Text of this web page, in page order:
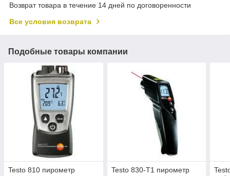
Возврат товара в течение 14 дней по договоренности
Все условия возврата
Подобные товары компании
Testo 810 пирометр Testo 830-T1 пирометр